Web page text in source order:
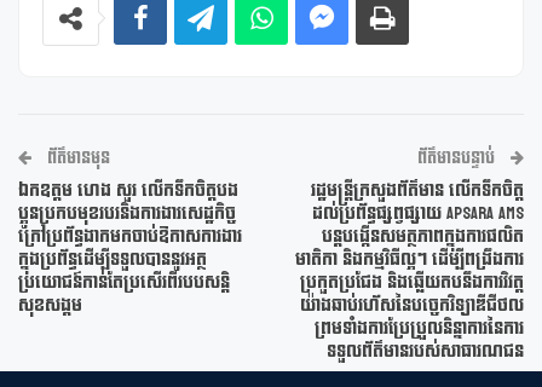
ព័ត៌មានមុន
ឯកឧត្តម ហេង សួរ លើកទឹកចិត្តបង
ប្អូនប្រកបមុខរបរនិងការងារសេដ្ឋកិច្ច
ក្រៅប្រព័ន្ធងាកមកចាប់ឱកាសការងារ
ក្នុងប្រព័ន្ធដើម្បីទទួលបាននូវអត្ថ
ប្រយោជន៍កាន់តែប្រសើរពីរបបសន្តិ
សុខសង្គម
ព័ត៌មានបន្ទាប់
រដ្ឋមន្ត្រីក្រសួងព័ត៌មាន លើកទឹកចិត្ត
ដល់ប្រព័ន្ធផ្សព្វផ្សាយ Apsara AMS
បន្តបង្កើនសមត្ថភាពក្នុងការផលិត
មាតិកា និងកម្មវិធីល្អៗ ដើម្បីពង្រឹងការ
ប្រកួតប្រជែង និងឆ្លើយតបនឹងការវិវត្ត
យ៉ាងឆាប់រហ័សនៃបច្ចេកវិទ្យាឌីជីថល
ព្រមទាំងការប្រែប្រួលនិន្នាការនៃការ
ទទួលព័ត៌មានរបស់សាធារណជន